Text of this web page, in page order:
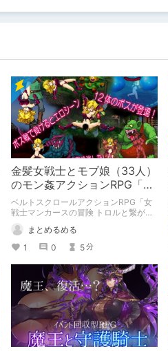
金髪女戦士とモブ娘（33人）
のモン姦アクションRPG「女
戦士マンカースの冒険 トロル
と繋がれし姫君」
ベルトスクロールアクションRPG「女
戦士マンカースの冒険 トロルと繋がれ
し姫君」の紹介です。
まとめるめる
1
0 5分